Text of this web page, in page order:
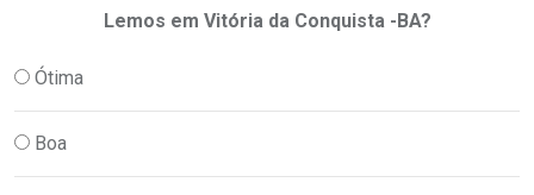
Lemos em Vitória da Conquista -BA?
Ótima
Boa